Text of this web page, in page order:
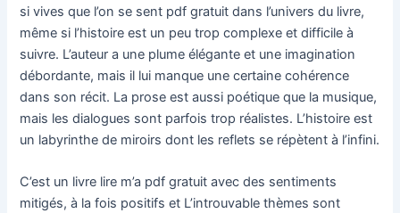
si vives que l’on se sent pdf gratuit dans l’univers du livre,
même si l’histoire est un peu trop complexe et difficile à
suivre. L’auteur a une plume élégante et une imagination
débordante, mais il lui manque une certaine cohérence
dans son récit. La prose est aussi poétique que la musique,
mais les dialogues sont parfois trop réalistes. L’histoire est
un labyrinthe de miroirs dont les reflets se répètent à l’infini.
C’est un livre lire m’a pdf gratuit avec des sentiments
mitigés, à la fois positifs et L’introuvable thèmes sont